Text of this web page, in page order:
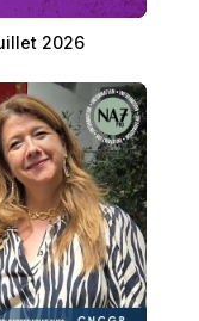
2026